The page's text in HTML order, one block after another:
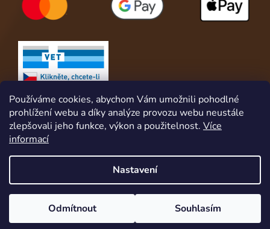
Používáme cookies, abychom Vám umožnili pohodlné
prohlížení webu a díky analýze provozu webu neustále
zlepšovali jeho funkce, výkon a použitelnost. Více
informací
Nastavení
Odmítnout Souhlasím
Získej slevu hned za registraci. A pro naše věrné a stále zákazníky
Vytvořil Shoptet
Copyright 2026
. Všechna práva
vyhrazena.Upravit nastavení cookies